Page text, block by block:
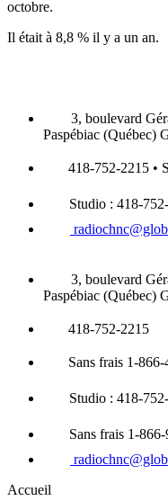
octobre.
Il était à 8,8 % il y a un an.
3, boulevard
Paspébiac (Québec)
418-752-2215 •
Studio : 418-
3, boulevard
Paspébiac (Québec)
418-752-2215
Sans frais 1-
Studio : 418-
Sans frais 1-
Accueil